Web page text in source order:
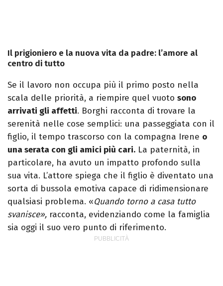
Il prigioniero e la nuova vita da padre: l’amore al
centro di tutto
Se il lavoro non occupa più il primo posto nella
scala delle priorità, a riempire quel vuoto sono
arrivati gli affetti. Borghi racconta di trovare la
serenità nelle cose semplici: una passeggiata con il
figlio, il tempo trascorso con la compagna Irene o
una serata con gli amici più cari. La paternità, in
particolare, ha avuto un impatto profondo sulla
sua vita. L’attore spiega che il figlio è diventato una
sorta di bussola emotiva capace di ridimensionare
qualsiasi problema. «Quando torno a casa tutto
svanisce», racconta, evidenziando come la famiglia
sia oggi il suo vero punto di riferimento.